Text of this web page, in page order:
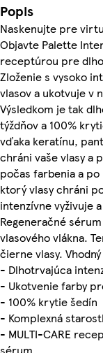
Popis
Naskenujte pre
Objavte Palette
receptúrou pre
Zloženie s vysoko
vlasov a ukotvuje v
Výsledkom je tak
týždňov a 100%
vďaka keratínu,
chráni vaše vlasy a
počas farbenia a
ktorý vlasy chráni
intenzívne vyživuje
Regeneračné
vlasového vlákna.
čierne vlasy.
- Dlhotrvajúca
- Ukotvenie farby
- 100% krytie šedín
- Komplexná
- MULTI-CARE
sérum